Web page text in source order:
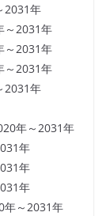
年
2031年
2031年
2031年
年
年～2031年
年
年
年
～2031年